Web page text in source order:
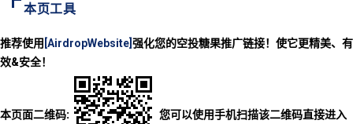
本页工具
推荐使用 [AirdropWebsite] 强化您的空投糖果推广链接！使它更精美、有
效&安全！
本页面二维码: 您可以使用手机扫描该二维码直接进入